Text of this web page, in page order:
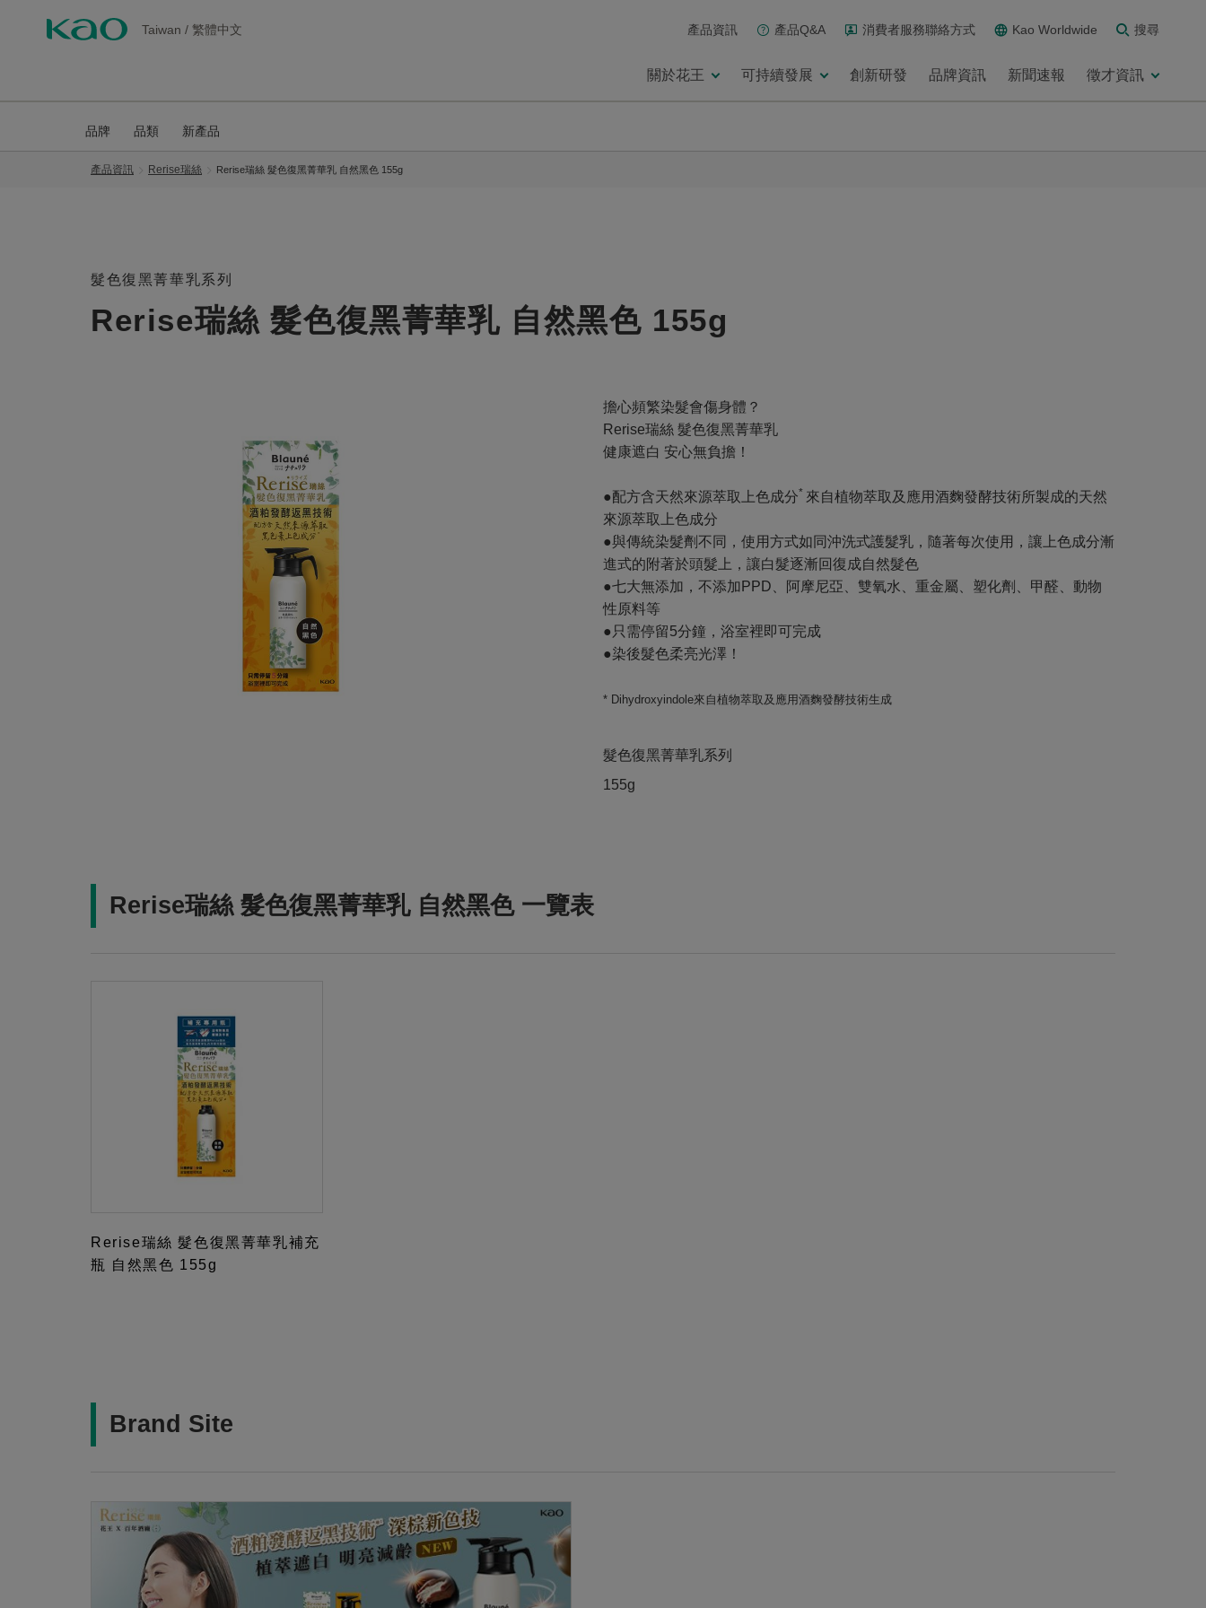
Taiwan / 繁體中文 產品資訊 產品Q&A 消費者服務聯絡方式 Kao Worldwide 搜尋
關於花王 可持續發展 創新研發 品牌資訊 新聞速報 徵才資訊
品牌 品類 新產品
產品資訊 Rerise瑞絲 Rerise瑞絲 髮色復黑菁華乳 自然黑色 155g
髮色復黑菁華乳系列
Rerise瑞絲 髮色復黑菁華乳 自然黑色 155g
擔心頻繁染髮會傷身體？
Rerise瑞絲 髮色復黑菁華乳
健康遮白 安心無負擔！
●配方含天然來源萃取上色成分* 來自植物萃取及應用酒麴發酵技術所製成的天然
來源萃取上色成分
●與傳統染髮劑不同，使用方式如同沖洗式護髮乳，隨著每次使用，讓上色成分漸
進式的附著於頭髮上，讓白髮逐漸回復成自然髮色
●七大無添加，不添加PPD、阿摩尼亞、雙氧水、重金屬、塑化劑、甲醛、動物
性原料等
●只需停留5分鐘，浴室裡即可完成
●染後髮色柔亮光澤！
* Dihydroxyindole來自植物萃取及應用酒麴發酵技術生成
髮色復黑菁華乳系列
155g
Rerise瑞絲 髮色復黑菁華乳 自然黑色 一覽表
Rerise瑞絲 髮色復黑菁華乳補充
瓶 自然黑色 155g
Brand Site